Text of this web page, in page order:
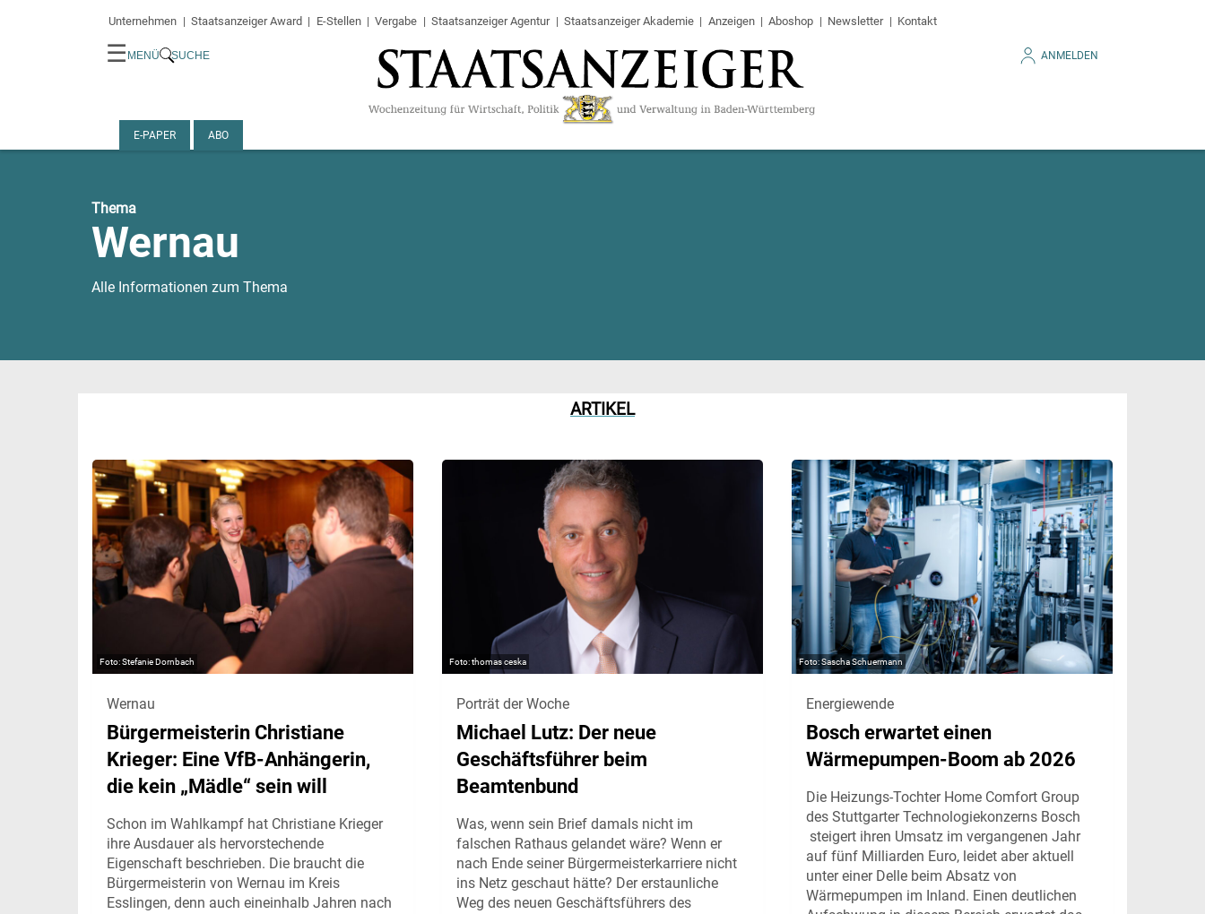
Unternehmen Staatsanzeiger Award E-Stellen Vergabe Staatsanzeiger Agentur Staatsanzeiger Akademie Anzeigen Aboshop Newsletter Kontakt
☰ MENÜ SUCHE ANMELDEN
E-PAPER ABO
Thema
Wernau
Alle Informationen zum Thema
ARTIKEL
Stefanie Dornbach
Wernau
Bürgermeisterin Christiane
Krieger: Eine VfB-Anhängerin,
die kein „Mädle“ sein will
Schon im Wahlkampf hat Christiane Krieger
ihre Ausdauer als hervorstechende
Eigenschaft beschrieben. Die braucht die
Bürgermeisterin von Wernau im Kreis
Esslingen, denn auch eineinhalb Jahren nach
thomas ceska
Porträt der Woche
Michael Lutz: Der neue
Geschäftsführer beim
Beamtenbund
Was, wenn sein Brief damals nicht im
falschen Rathaus gelandet wäre? Wenn er
nach Ende seiner Bürgermeisterkarriere nicht
ins Netz geschaut hätte? Der erstaunliche
Weg des neuen Geschäftsführers des
Sascha Schuermann
Energiewende
Bosch erwartet einen
Wärmepumpen-Boom ab 2026
Die Heizungs-Tochter Home Comfort Group
des Stuttgarter Technologiekonzerns Bosch
steigert ihren Umsatz im vergangenen Jahr
auf fünf Milliarden Euro, leidet aber aktuell
unter einer Delle beim Absatz von
Wärmepumpen im Inland. Einen deutlichen